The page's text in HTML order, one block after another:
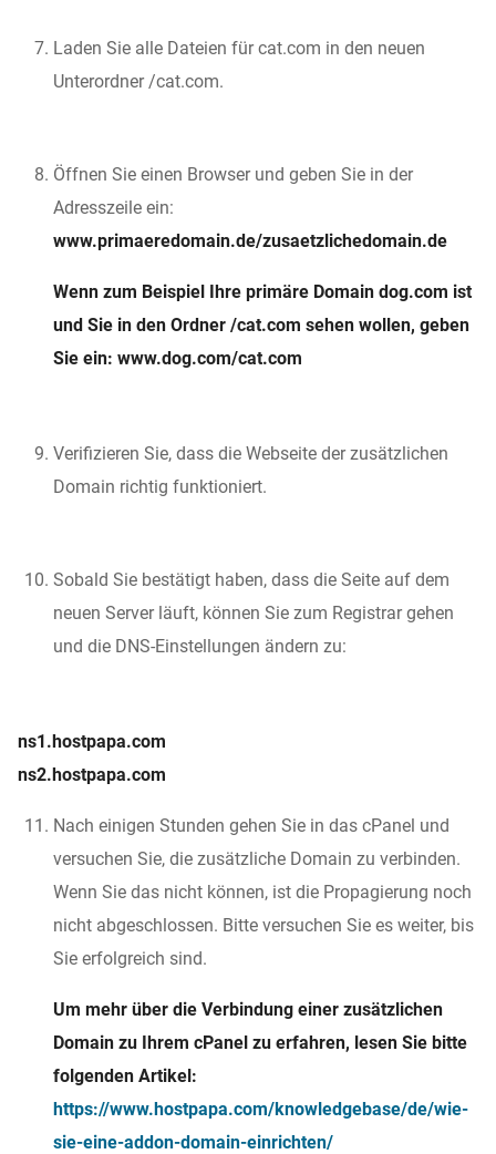
Laden Sie alle Dateien für cat.com in den neuen
Unterordner /cat.com.
Öffnen Sie einen Browser und geben Sie in der
Adresszeile ein:
www.primaeredomain.de/zusaetzlichedomain.de
Wenn zum Beispiel Ihre primäre Domain dog.com ist
und Sie in den Ordner /cat.com sehen wollen, geben
Sie ein: www.dog.com/cat.com
Verifizieren Sie, dass die Webseite der zusätzlichen
Domain richtig funktioniert.
Sobald Sie bestätigt haben, dass die Seite auf dem
neuen Server läuft, können Sie zum Registrar gehen
und die DNS-Einstellungen ändern zu:
ns1.hostpapa.com
ns2.hostpapa.com
Nach einigen Stunden gehen Sie in das cPanel und
versuchen Sie, die zusätzliche Domain zu verbinden.
Wenn Sie das nicht können, ist die Propagierung noch
nicht abgeschlossen. Bitte versuchen Sie es weiter, bis
Sie erfolgreich sind.
Um mehr über die Verbindung einer zusätzlichen
Domain zu Ihrem cPanel zu erfahren, lesen Sie bitte
folgenden Artikel:
https://www.hostpapa.com/knowledgebase/de/wie-
sie-eine-addon-domain-einrichten/